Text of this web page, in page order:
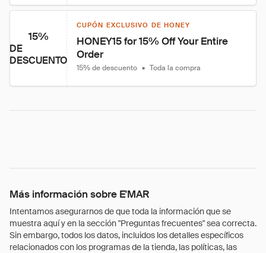
15%
DE
DESCUENTO
CUPÓN EXCLUSIVO DE HONEY
HONEY15 for 15% Off Your Entire
Order
15% de descuento • Toda la compra
Más información sobre E'MAR
Intentamos asegurarnos de que toda la información que se
muestra aquí y en la sección "Preguntas frecuentes" sea correcta.
Sin embargo, todos los datos, incluidos los detalles específicos
relacionados con los programas de la tienda, las políticas, las